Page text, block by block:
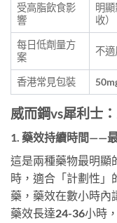
受高脂飲食影
響
明
收）
每日低劑量方
案
不適
香港常見包裝
威而鋼vs犀利士
1. 藥效持續時間——
這是兩種藥物最明顯
時，適合「計劃性
藥，藥效在數小時內
藥效長達24-36小時